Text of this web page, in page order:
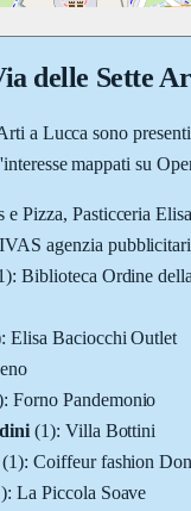
delle Sette
a Lucca sono presenti
mappati su
e Pizza, Pasticceria
agenzia
):Biblioteca Ordine
:Elisa Baciocchi Outlet
:Forno Pandemonio
(1): Villa Bottini
(1):Coiffeur fashion
):La Piccola Soave